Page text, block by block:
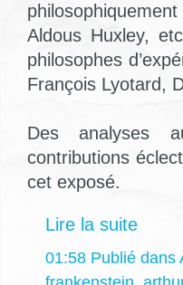
Aldous Huxley,
philosophes
François Lyotard,
Des analyses
contributions
cet exposé.
Lire la suite
01:58 Publié dans